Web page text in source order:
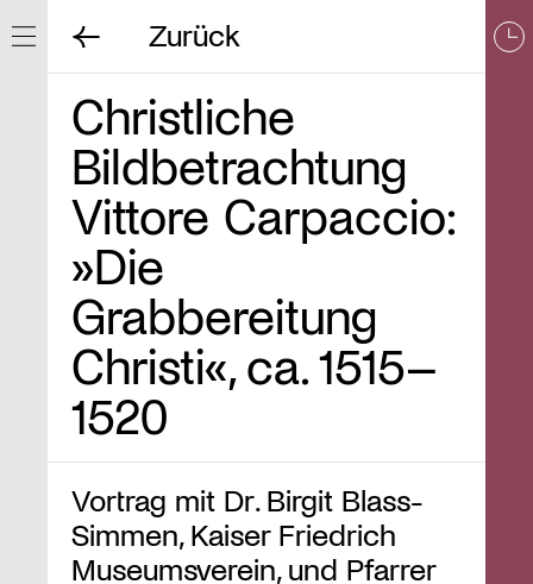
Navigation ein/ausblenden
Zurück
Christliche
Bildbetrachtung
Vittore Carpaccio:
»Die
Grabbereitung
Christi«, ca. 1515–
1520
Vortrag mit Dr. Birgit Blass-
Simmen, Kaiser Friedrich
Museumsverein, und Pfarrer